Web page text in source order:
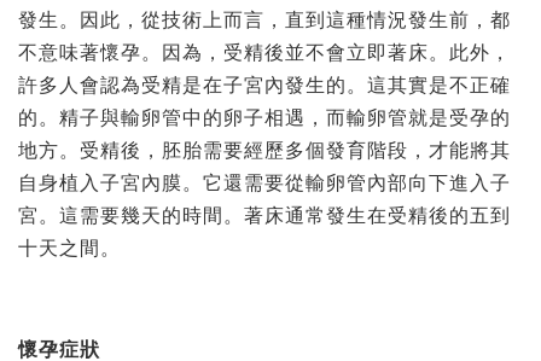
發生。因此，從技術上而言，直到這種情況發生前，都
不意味著懷孕。因為，受精後並不會立即著床。此外，
許多人會認為受精是在子宮內發生的。這其實是不正確
的。精子與輸卵管中的卵子相遇，而輸卵管就是受孕的
地方。受精後，胚胎需要經歷多個發育階段，才能將其
自身植入子宮內膜。它還需要從輸卵管內部向下進入子
宮。這需要幾天的時間。著床通常發生在受精後的五到
十天之間。
懷孕症狀